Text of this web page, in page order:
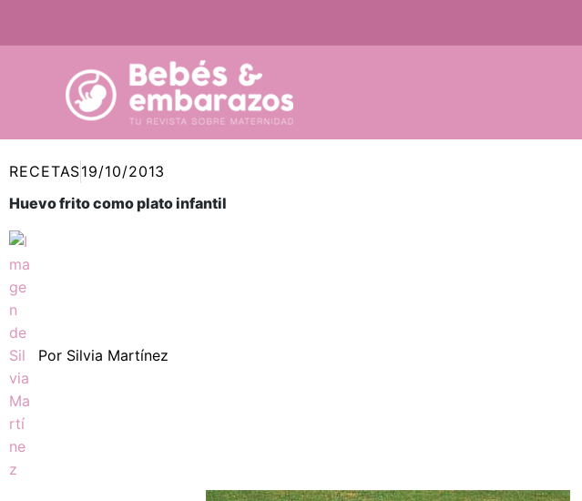
RECETAS19/10/2013
Huevo frito como plato infantil
Por Silvia Martínez